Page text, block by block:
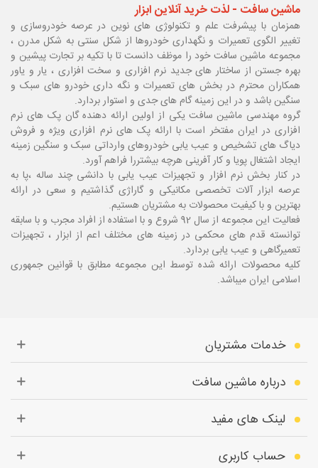
ماشین سافت - لذت خرید آنلاین ابزار
همزمان با پیشرفت علم و تکنولوژی های نوین در عرصه خودروسازی و
تغییر الگوی تعمیرات و نگهداری خودروها از شکل سنتی به شکل مدرن ،
مجموعه ماشین سافت خود را موظف دانست تا با تکیه بر تجارت پیشین و
بهره جستن از ساختار های جدید نرم افزاری و سخت افزاری ، یار و یاور
همکاران محترم در بخش های تعمیرات و نگه داری خودرو های سبک و
سنگین باشد و در این زمینه گام های جدی و استوار بردارد.
گروه مهندسی ماشین سافت یکی از اولین ارائه دهنده گان پک های نرم
افزاری در ایران مفتخر است با ارائه پک های نرم افزاری ویژه و فروش
دیاگ های تشخیص و عیب یابی خودروهای وارداتی سبک و سنگین زمینه
ایجاد اشتغال پویا و کار آفرینی هرچه بیشتررا فراهم آورد.
در کنار بخش نرم افزار و تجهیزات عیب یابی با دانشی چند ساله ،پا به
عرصه ابزار آلات تخصصی مکانیکی و گاراژی گذاشتیم و سعی در ارائه
بهترین و با کیفیت محصولات به مشتریان هستیم.
فعالیت این مجموعه از سال 92 شروع و با استفاده از افراد مجرب و با سابقه
توانسته قدم های محکمی در زمینه های مختلف اعم از ابزار ، تجهیزات
تعمیرگاهی و عیب یابی بردارد.
کلیه محصولات ارائه شده توسط این مجموعه مطابق با قوانین جمهوری
اسلامی ایران میباشد.
خدمات مشتریان
درباره ماشین سافت
لینک های مفید
حساب کاربری